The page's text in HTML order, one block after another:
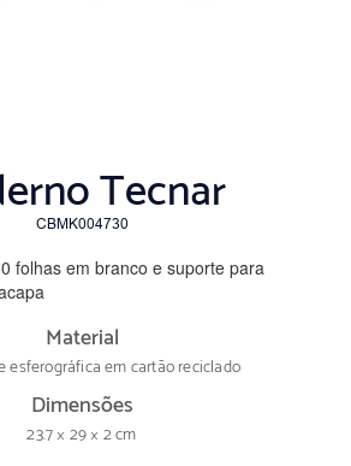
Tecnar
CBMK004730
folhas em branco e suporte para
Material
esferográfica em cartão reciclado
Dimensões
23.7 × 29 × 2 cm